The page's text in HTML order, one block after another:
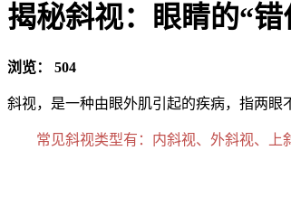
揭秘斜视：眼睛的“
浏览： 504
斜视，是一种由眼外肌引起的疾病，指两眼
常见斜视类型有：内斜视、外斜视、上